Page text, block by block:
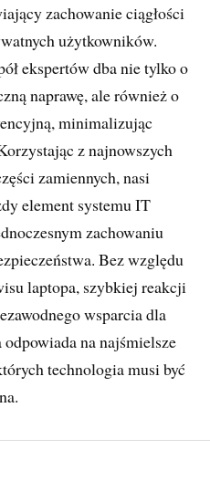
zachowanie ciągłości
użytkowników.
ekspertów dba nie tylko o
naprawę, ale również o
minimalizując
z najnowszych
zamiennych, nasi
element systemu IT
zachowaniu
Bez względu
laptopa, szybkiej reakcji
wsparcia dla
odpowiada na najśmielsze
technologia musi być